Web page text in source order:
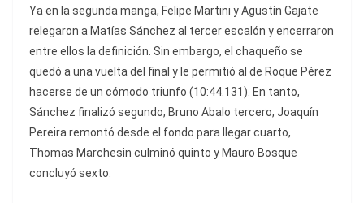
Ya en la segunda manga, Felipe Martini y Agustín Gajate
relegaron a Matías Sánchez al tercer escalón y encerraron
entre ellos la definición. Sin embargo, el chaqueño se
quedó a una vuelta del final y le permitió al de Roque Pérez
hacerse de un cómodo triunfo (10:44.131). En tanto,
Sánchez finalizó segundo, Bruno Abalo tercero, Joaquín
Pereira remontó desde el fondo para llegar cuarto,
Thomas Marchesin culminó quinto y Mauro Bosque
concluyó sexto.